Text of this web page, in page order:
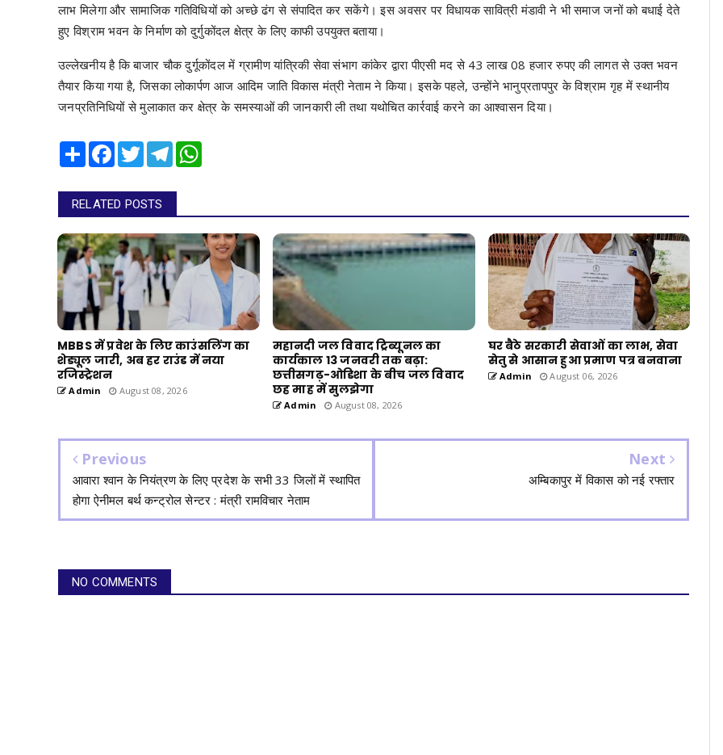
लाभ मिलेगा और सामाजिक गतिविधियों को अच्छे ढंग से संपादित कर सकेंगे। इस अवसर पर विधायक सावित्री मंडावी ने भी समाज जनों को बधाई देते
हुए विश्राम भवन के निर्माण को दुर्गुकोंदल क्षेत्र के लिए काफी उपयुक्त बताया।
उल्लेखनीय है कि बाजार चौक दुर्गूकोंदल में ग्रामीण यांत्रिकी सेवा संभाग कांकेर द्वारा पीएसी मद से 43 लाख 08 हजार रुपए की लागत से उक्त भवन
तैयार किया गया है, जिसका लोकार्पण आज आदिम जाति विकास मंत्री नेताम ने किया। इसके पहले, उन्होंने भानुप्रतापपुर के विश्राम गृह में स्थानीय
जनप्रतिनिधियों से मुलाकात कर क्षेत्र के समस्याओं की जानकारी ली तथा यथोचित कार्रवाई करने का आश्वासन दिया।
Share Facebook
TwitterTelegram
RELATED POSTS
MBBS में प्रवेश के लिए काउंसलिंग का
शेड्यूल जारी, अब हर राउंड में नया
रजिस्ट्रेशन
Admin August 08, 2026
महानदी जल विवाद ट्रिब्यूनल का
कार्यकाल 13 जनवरी तक बढ़ा:
छत्तीसगढ़-ओडिशा के बीच जल विवाद
छह माह में सुलझेगा
Admin August 08, 2026
घर बैठे सरकारी सेवाओं का लाभ, सेवा
सेतु से आसान हुआ प्रमाण पत्र बनवाना
Admin August 06, 2026
Previous
आवारा श्वान के नियंत्रण के लिए प्रदेश के सभी 33 जिलों में स्थापित
होगा ऐनीमल बर्थ कन्ट्रोल सेन्टर : मंत्री रामविचार नेताम
Next
अम्बिकापुर में विकास को नई रफ्तार
NO COMMENTS